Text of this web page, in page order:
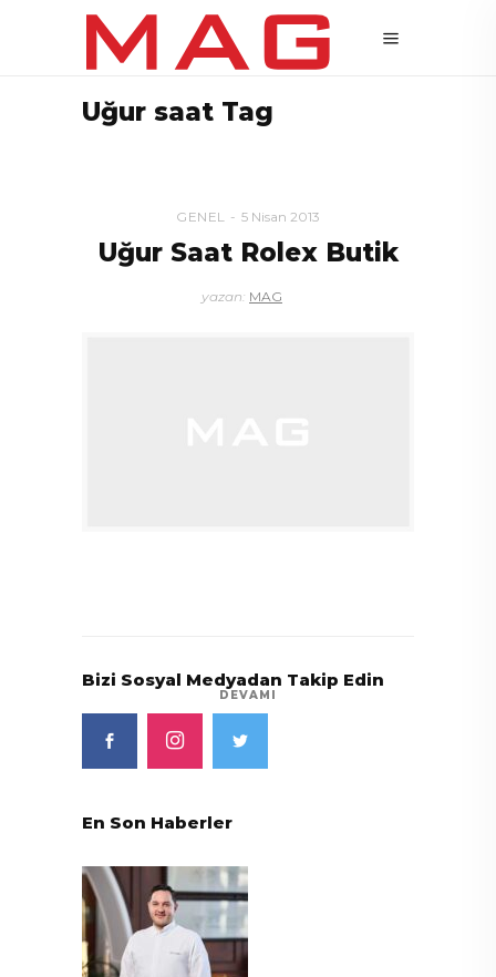
Uğur saat Tag
GENEL 5 Nisan 2013
Uğur Saat Rolex Butik
yazan: MAG
DEVAMI
Bizi Sosyal Medyadan Takip Edin
En Son Haberler